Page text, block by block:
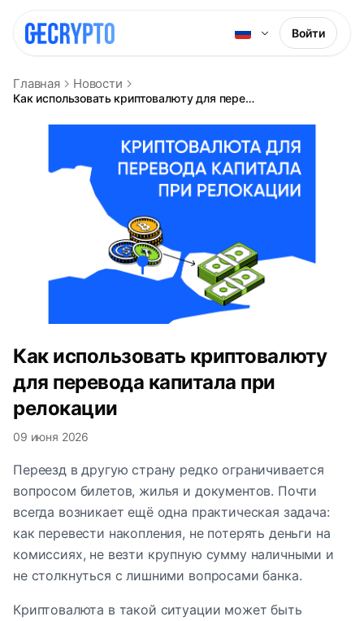
Войти
Главная Новости
Как использовать криптовалюту для перевода капитала при релокации
Как использовать криптовалюту
для перевода капитала при
релокации
09 июня 2026
Переезд в другую страну редко ограничивается
вопросом билетов, жилья и документов. Почти
всегда возникает ещё одна практическая задача:
как перевести накопления, не потерять деньги на
комиссиях, не везти крупную сумму наличными и
не столкнуться с лишними вопросами банка.
Криптовалюта в такой ситуации может быть